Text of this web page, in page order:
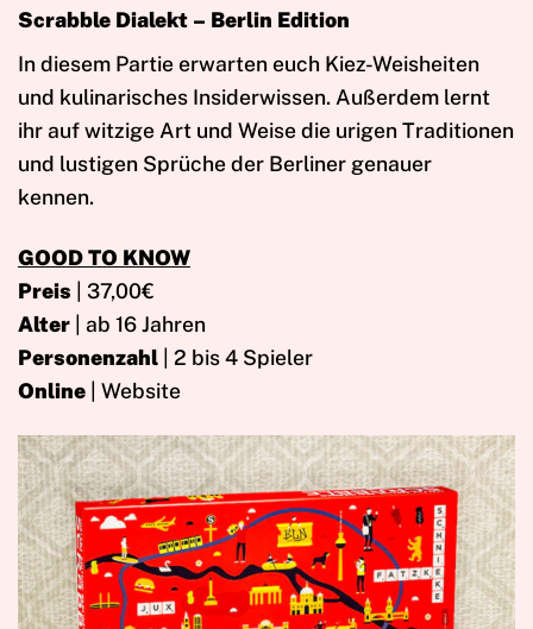
Scrabble Dialekt – Berlin Edition
In diesem Partie erwarten euch Kiez-Weisheiten
und kulinarisches Insiderwissen. Außerdem lernt
ihr auf witzige Art und Weise die urigen Traditionen
und lustigen Sprüche der Berliner genauer
kennen.
GOOD TO KNOW
Preis | 37,00€
Alter | ab 16 Jahren
Personenzahl | 2 bis 4 Spieler
Online | Website